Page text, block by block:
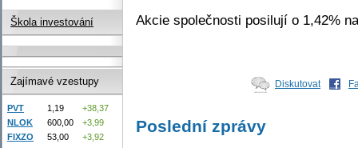
Akcie společnosti posilují o 1,42%
Diskutovat
Poslední zprávy
Škola investování
Zajímavé vzestupy
PVT 1,19
+38,37
NLOK
600,00
+3,99
FIXZO
53,00
+3,92